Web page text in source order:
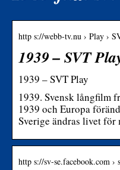
http s://webb-tv.nu › Play ›
1939 – SVT
1939 – SVT Play
1939. Svensk långfilm
1939 och Europa
Sverige ändras livet för
http s://sv-se.facebook.com ›